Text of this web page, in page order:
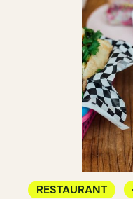
RESTAURANT